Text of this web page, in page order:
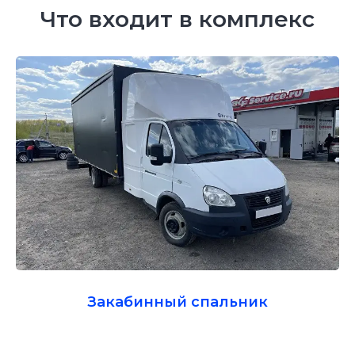
Что входит в комплекс
Закабинный спальник